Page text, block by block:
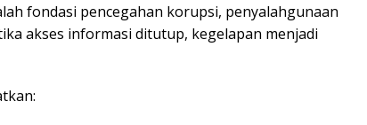
fondasi pencegahan korupsi, penyalahgunaan
akses informasi ditutup, kegelapan menjadi